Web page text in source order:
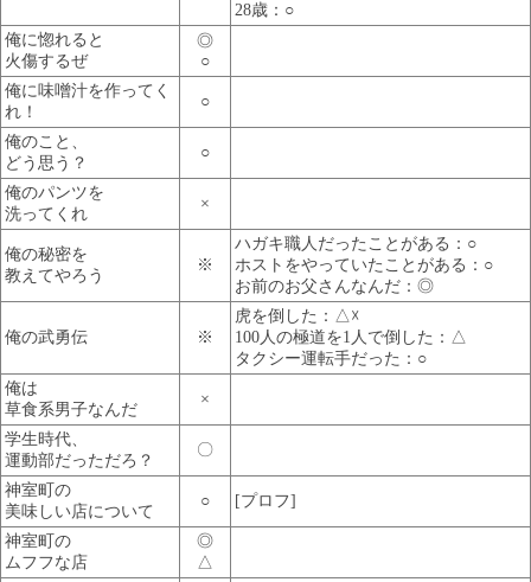
28歳：○
俺に惚れると
火傷するぜ
◎
○
俺に味噌汁を作ってく
れ！
○
俺のこと、
どう思う？
○
俺のパンツを
洗ってくれ
×
俺の秘密を
教えてやろう
※
ハガキ職人だったことがある：○
ホストをやっていたことがある：○
お前のお父さんなんだ：◎
俺の武勇伝 ※
虎を倒した：△☓
100人の極道を1人で倒した：△
タクシー運転手だった：○
俺は
草食系男子なんだ
×
学生時代、
運動部だっただろ？
〇
神室町の
美味しい店について
○ [プロフ]
神室町の
ムフフな店
◎
△